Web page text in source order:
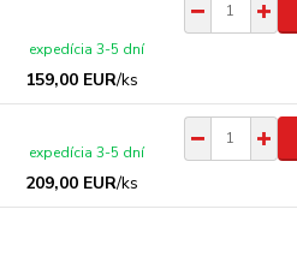
159,00 EUR/ks
expedícia 3-5 dní
209,00 EUR/ks
expedícia 3-5 dní